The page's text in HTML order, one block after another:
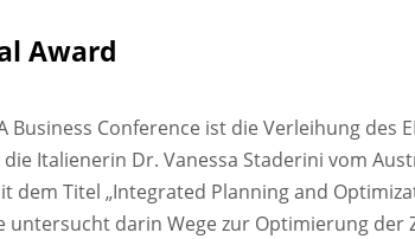
Award
Conference ist die Verleihung des
Italienerin Dr. Vanessa Staderini vom
dem Titel „Integrated Planning and
untersucht darin Wege zur Optimierung